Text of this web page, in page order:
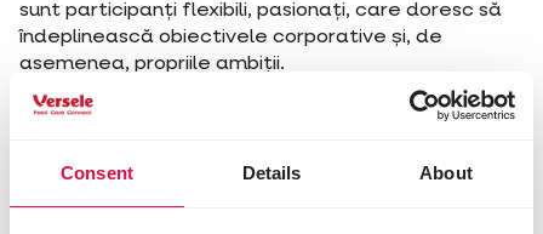
Consent Details About
sunt participanți flexibili, pasionați, care doresc să
îndeplinească obiectivele corporative și, de
asemenea, propriile ambiții.
Mai mult, departamentul nostru administrativ, care
excelente, ajută la gândire și oferă sprijinul necesar.